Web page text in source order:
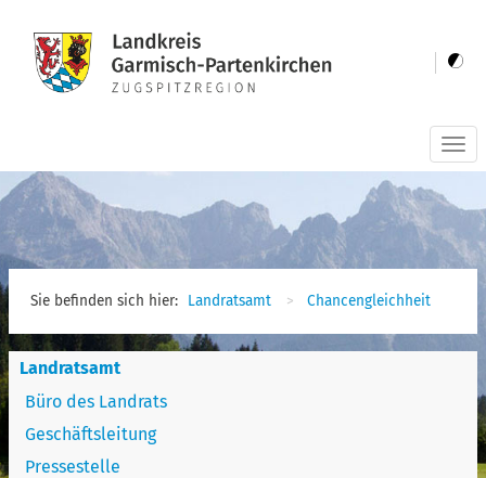
Sie befinden sich hier: Landratsamt Chancengleichheit
Landratsamt
Büro des Landrats
Geschäftsleitung
Pressestelle